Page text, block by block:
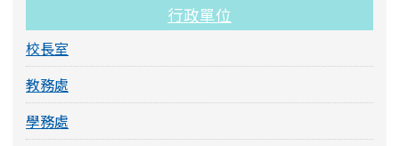
行政單位
校長室
教務處
學務處